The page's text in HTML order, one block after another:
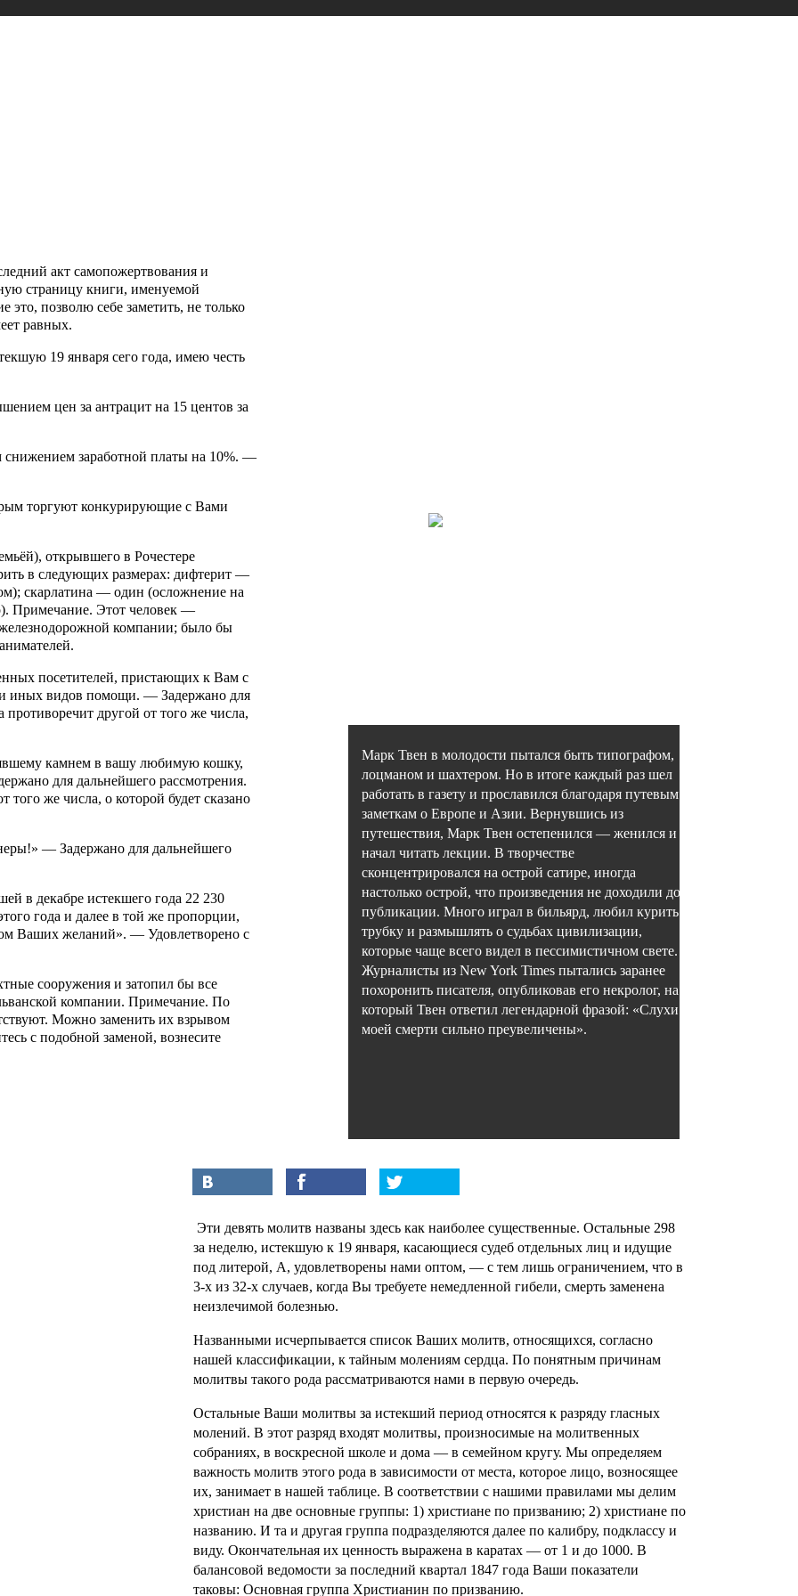
акт самопожертвования и
страницу книги, именуемой
это, позволю себе заметить, не только
равных.
19 января сего года, имею честь
цен за антрацит на 15 центов за
заработной платы на 10%. —
торгуют конкурирующие с Вами
открывшего в Рочестере
в следующих размерах: дифтерит —
скарлатина — один (осложнение на
Примечание. Этот человек —
компании; было бы
посетителей, пристающих к Вам с
иных видов помощи. — Задержано для
другой от того же числа,
камнем в вашу любимую кошку,
для дальнейшего рассмотрения.
же числа, о которой будет сказано
— Задержано для дальнейшего
в декабре истекшего года 22 230
года и далее в той же пропорции,
Ваших желаний». — Удовлетворено с
сооружения и затопил бы все
компании. Примечание. По
Можно заменить их взрывом
с подобной заменой, вознесите
Марк Твен в молодости пытался быть типографом,
лоцманом и шахтером. Но в итоге каждый раз шел
работать в газету и прославился благодаря путевым
заметкам о Европе и Азии. Вернувшись из
путешествия, Марк Твен остепенился — женился и
начал читать лекции. В творчестве
сконцентрировался на острой сатире, иногда
настолько острой, что произведения не доходили до
публикации. Много играл в бильярд, любил курить
трубку и размышлять о судьбах цивилизации,
которые чаще всего видел в пессимистичном свете.
Журналисты из New York Times пытались заранее
похоронить писателя, опубликовав его некролог, на
который Твен ответил легендарной фразой: «Слухи о
моей смерти сильно преувеличены».
Эти девять молитв названы здесь как наиболее существенные. Остальные 298
за неделю, истекшую к 19 января, касающиеся судеб отдельных лиц и идущие
под литерой, А, удовлетворены нами оптом, — с тем лишь ограничением, что в
3-х из 32-х случаев, когда Вы требуете немедленной гибели, смерть заменена
неизлечимой болезнью.
Названными исчерпывается список Ваших молитв, относящихся, согласно
нашей классификации, к тайным молениям сердца. По понятным причинам
молитвы такого рода рассматриваются нами в первую очередь.
Остальные Ваши молитвы за истекший период относятся к разряду гласных
молений. В этот разряд входят молитвы, произносимые на молитвенных
собраниях, в воскресной школе и дома — в семейном кругу. Мы определяем
важность молитв этого рода в зависимости от места, которое лицо, возносящее
их, занимает в нашей таблице. В соответствии с нашими правилами мы делим
христиан на две основные группы: 1) христиане по призванию; 2) христиане по
названию. И та и другая группа подразделяются далее по калибру, подклассу и
виду. Окончательная их ценность выражена в каратах — от 1 и до 1000. В
балансовой ведомости за последний квартал 1847 года Ваши показатели
таковы: Основная группа Христианин по призванию.